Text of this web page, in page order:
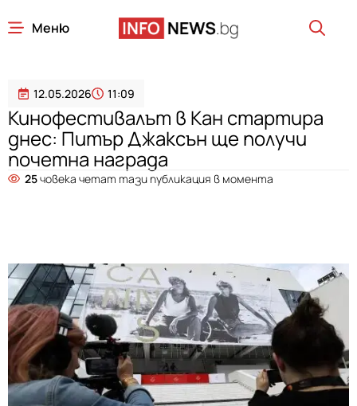
Меню
12.05.2026 11:09
Кинофестивалът в Кан стартира
днес: Питър Джаксън ще получи
почетна награда
25човека четат тази публикация в момента